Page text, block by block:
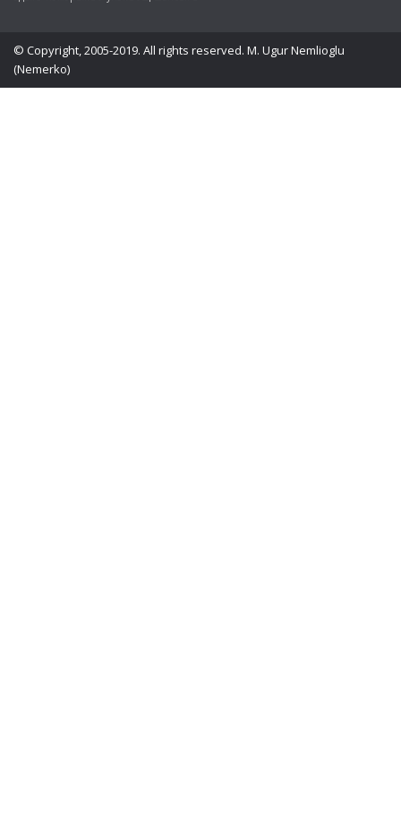
© Copyright, 2005-2019. All rights reserved. M. Ugur Nemlioglu
(Nemerko)